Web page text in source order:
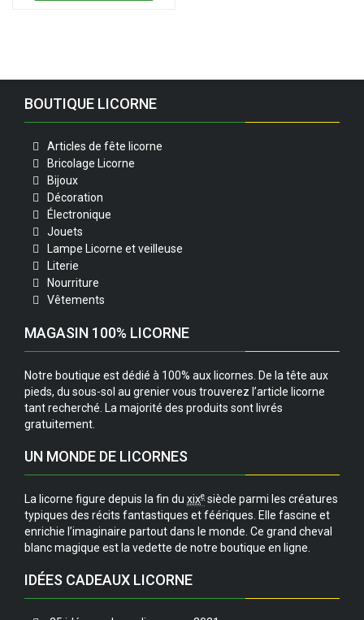
BOUTIQUE LICORNE
Articles de fête licorne
Bricolage Licorne
Bijoux
Décoration
Électronique
Jouets
Lampe Licorne et veilleuse
Literie
Nourriture
Vêtements
MAGASIN 100% LICORNE
Notre boutique est dédié à 100% aux licornes. De la tête aux
pieds, du sous-sol au grenier vous trouverez l’article licorne
tant recherché. La majorité des produits sont livrés
gratuitement.
UN MONDE DE LICORNES
La licorne figure depuis la fin du xixe siècle parmi les créatures
typiques des récits fantastiques et féériques. Elle fascine et
enrichie l’imaginaire partout dans le monde. Ce grand cheval
blanc magique est la vedette de notre boutique en ligne.
IDÉES CADEAUX LICORNE